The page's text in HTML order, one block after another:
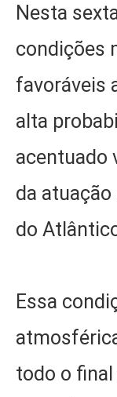
Nesta
condições
favoráveis
alta
acentuado
da atuação
do
Essa
todo o final